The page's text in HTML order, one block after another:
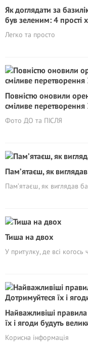
Як доглядати за
був зеленим: 4 прості
Легко та просто
Повністю оновили
сміливе
Фото ДО та ПІСЛЯ
Пам’ятаєш, як
Пам’ятаєш, як виглядав
Тиша на двох
У притулку, де всі
Найважливіші
їх і ягоди будуть
Корисна інформація